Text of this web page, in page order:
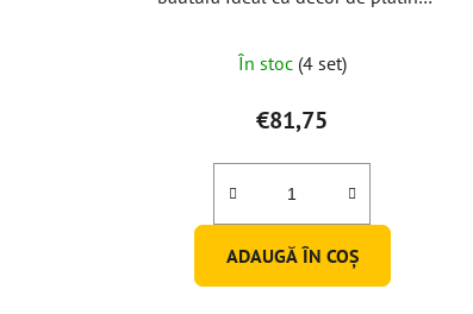
În stoc (4 set)
€81,75
ADAUGĂ ÎN COŞ